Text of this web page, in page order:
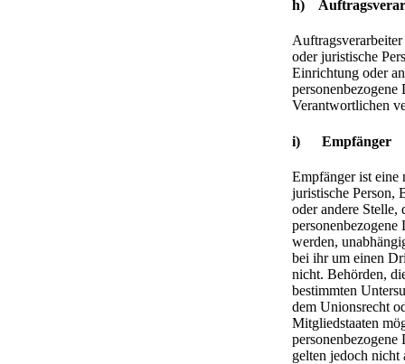
h)
oder juristische
Einrichtung oder
Verantwortlichen
i) Empfänger
Empfänger ist eine
juristische Person,
oder andere Stelle,
personenbezogene
werden,
bei ihr um einen
nicht. Behörden,
bestimmten
dem Unionsrecht
Mitgliedstaaten
personenbezogene
gelten jedoch nicht